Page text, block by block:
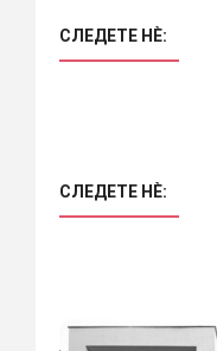
СЛЕДЕТЕ НÈ:
СЛЕДЕТЕ НÈ: